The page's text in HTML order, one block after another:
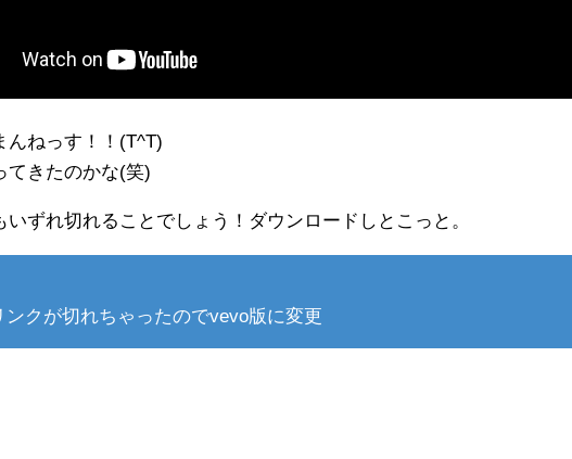
んねっす！！(T^T)
てきたのかな(笑)
いずれ切れることでしょう！ダウンロードしとこっと。
ンクが切れちゃったのでvevo版に変更